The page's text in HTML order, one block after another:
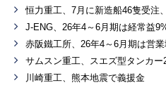
恒力重工、7月に新造船46隻受注
J-ENG、26年4～6月期は経常益
赤阪鐵工所、26年4～6月期は営
サムスン重工、スエズ型タンカー
川崎重工、熊本地震で義援金